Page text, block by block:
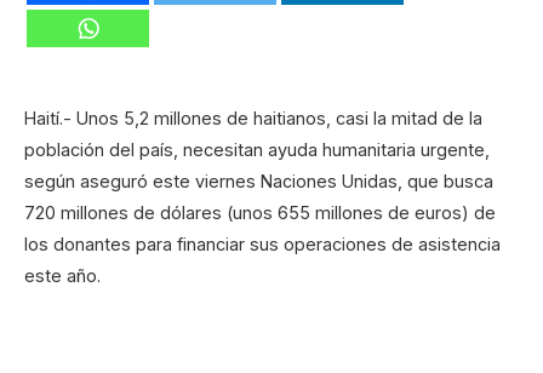
Haití.- Unos 5,2 millones de haitianos, casi la mitad de la
población del país, necesitan ayuda humanitaria urgente,
según aseguró este viernes Naciones Unidas, que busca
720 millones de dólares (unos 655 millones de euros) de
los donantes para financiar sus operaciones de asistencia
este año.